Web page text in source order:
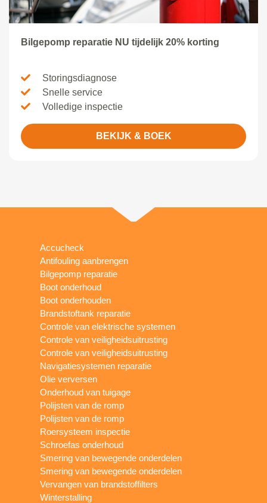
Bilgepomp reparatie NU tijdelijk 20% korting
Storingsdiagnose
Snelle service
Volledige inspectie
BEKIJK & BOEK
Accucheck
Antifouling aanbrengen
Bilgepomp reparatie
Boot onderhoud
Boot onderhouden
Brandstoftank reparatie
Controle van elektrische systemen
Controle van veiligheidsuitrusting
Controle van veiligheidsuitrusting
Navigatiesystemen reparatie
Olie verversen
Onderhoud van tuigage
Polijsten van de romp
Polijsten van de romp
Roersysteem inspectie
Schroefas onderhoud
Smering van bewegende onderdelen
Smering van bewegende onderdelen
Vervangen van brandstoffilters
Winterstalling